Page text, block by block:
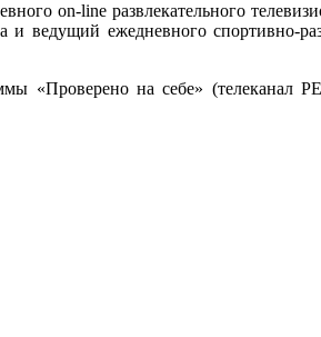
on-line развлекательного
и ведущий ежедневного
«Проверено на себе» (телеканал